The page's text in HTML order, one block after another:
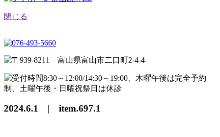
閉じる
2024.6.1 | item.697.1